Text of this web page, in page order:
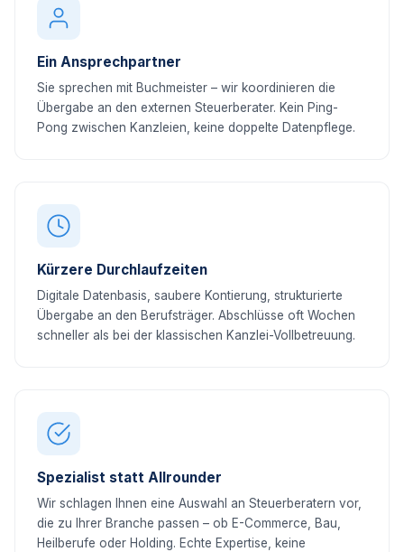
Ein Ansprechpartner
Sie sprechen mit Buchmeister – wir koordinieren die
Übergabe an den externen Steuerberater. Kein Ping-
Pong zwischen Kanzleien, keine doppelte Datenpflege.
Kürzere Durchlaufzeiten
Digitale Datenbasis, saubere Kontierung, strukturierte
Übergabe an den Berufsträger. Abschlüsse oft Wochen
schneller als bei der klassischen Kanzlei-Vollbetreuung.
Spezialist statt Allrounder
Wir schlagen Ihnen eine Auswahl an Steuerberatern vor,
die zu Ihrer Branche passen – ob E-Commerce, Bau,
Heilberufe oder Holding. Echte Expertise, keine